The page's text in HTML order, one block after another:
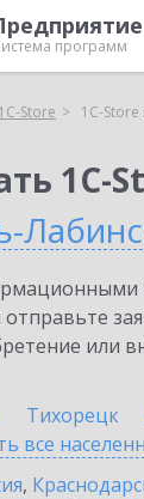
программ
1C-Store 1C-Store
1C-
или
Тихорецк
все
,